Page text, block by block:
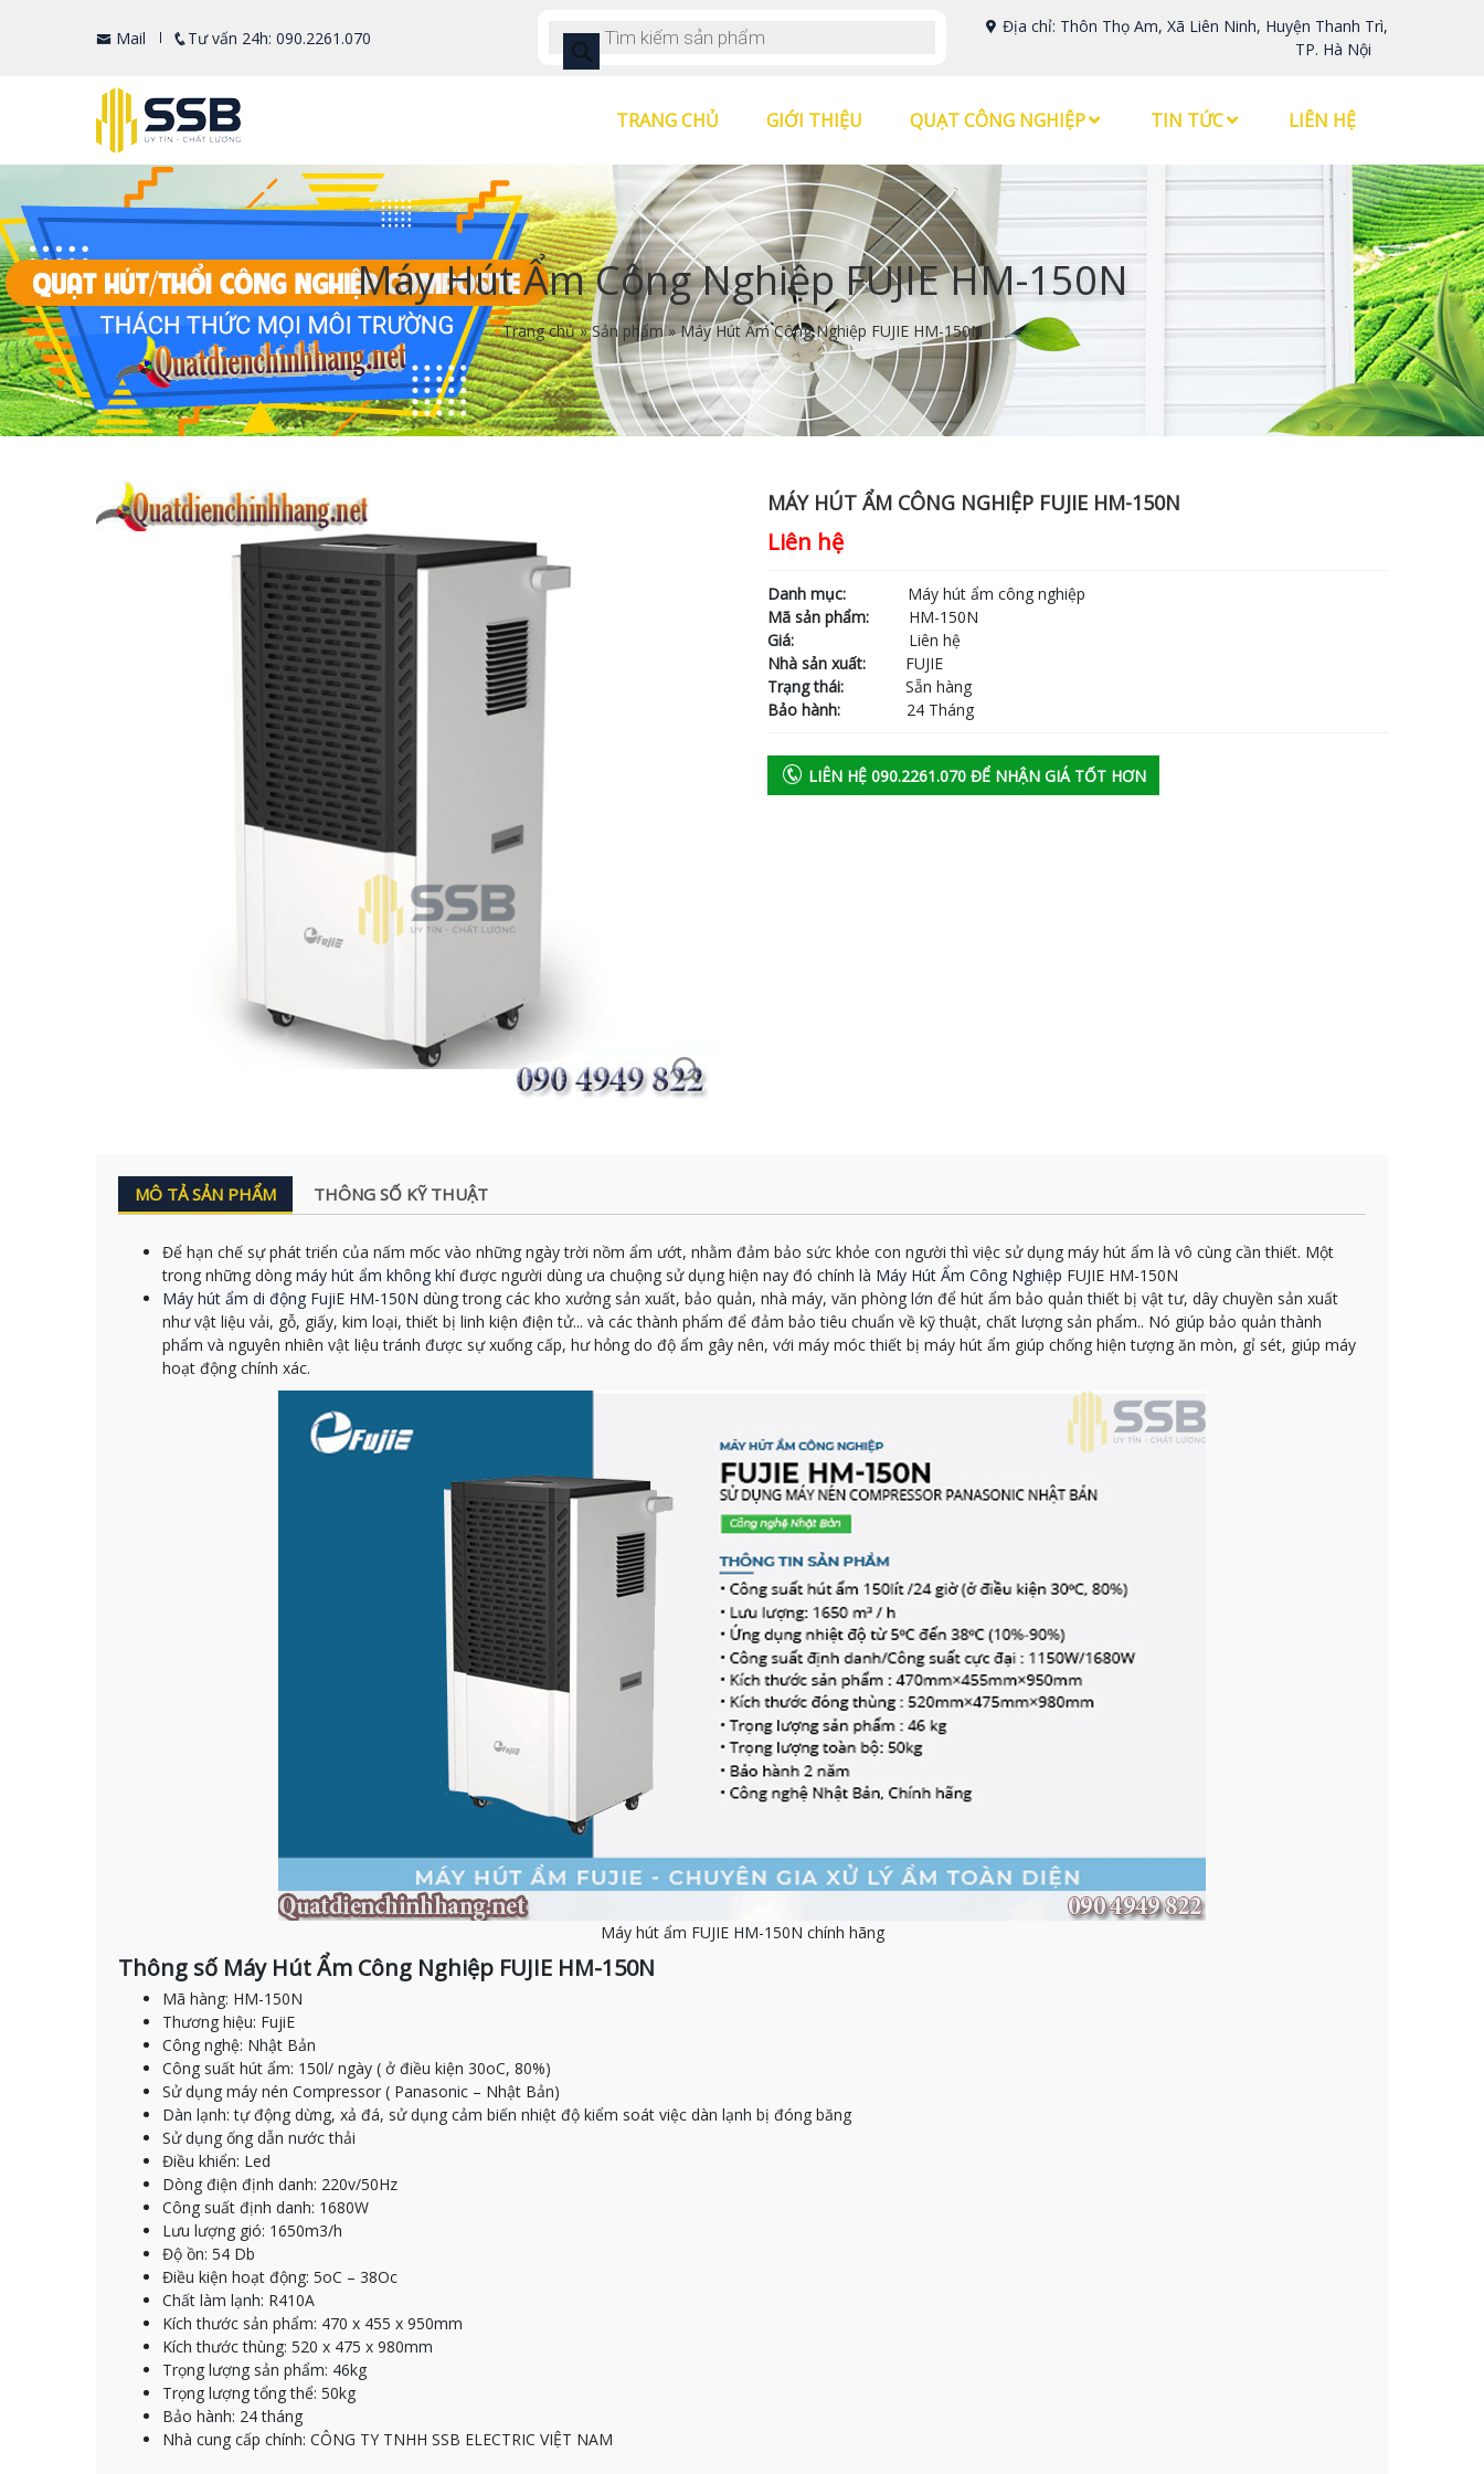
Mail Tư vấn 24h: 090.2261.070
Địa chỉ: Thôn Thọ Am, Xã Liên Ninh, Huyện Thanh Trì,
TP. Hà Nội
TRANG CHỦ GIỚI THIỆU QUẠT CÔNG NGHIỆP TIN TỨC LIÊN HỆ
Máy Hút Ẩm Công Nghiệp FUJIE HM-150N
Trang chủ»Sản phẩm»Máy Hút Ẩm Công Nghiệp FUJIE HM-150N
MÁY HÚT ẨM CÔNG NGHIỆP FUJIE HM-150N
Liên hệ
Danh mục: Máy hút ẩm công nghiệp
Mã sản phẩm: HM-150N
Giá:
Liên hệ
Nhà sản xuất: FUJIE
Trạng thái: Sẵn hàng
Bảo hành: 24 Tháng
LIÊN HỆ 090.2261.070 ĐỂ NHẬN GIÁ TỐT HƠN
MÔ TẢ SẢN PHẨM THÔNG SỐ KỸ THUẬT
Để hạn chế sự phát triển của nấm mốc vào những ngày trời nồm ẩm ướt, nhằm đảm bảo sức khỏe con người thì việc sử dụng máy hút ẩm là vô cùng cần thiết. Một
trong những dòng máy hút ẩm không khíđược người dùng ưa chuộng sử dụng hiện nay đó chính là Máy Hút Ẩm Công Nghiệp FUJIE HM-150N
Máy hút ẩm di động FujiE HM-150N dùng trong các kho xưởng sản xuất, bảo quản, nhà máy, văn phòng lớn để hút ẩm bảo quản thiết bị vật tư, dây chuyền sản xuất
như vật liệu vải, gỗ, giấy, kim loại, thiết bị linh kiện điện tử... và các thành phẩm để đảm bảo tiêu chuẩn về kỹ thuật, chất lượng sản phẩm.. Nó giúp bảo quản thành
phẩm và nguyên nhiên vật liệu tránh được sự xuống cấp, hư hỏng do độ ẩm gây nên, với máy móc thiết bị máy hút ẩm giúp chống hiện tượng ăn mòn, gỉ sét, giúp máy
hoạt động chính xác.
Máy hút ẩm FUJIE HM-150N chính hãng
Thông số Máy Hút Ẩm Công Nghiệp FUJIE HM-150N
Mã hàng: HM-150N
Thương hiệu: FujiE
Công nghệ: Nhật Bản
Công suất hút ẩm: 150l/ ngày ( ở điều kiện 30oC, 80%)
Sử dụng máy nén Compressor ( Panasonic – Nhật Bản)
Dàn lạnh: tự động dừng, xả đá, sử dụng cảm biến nhiệt độ kiểm soát việc dàn lạnh bị đóng băng
Sử dụng ống dẫn nước thải
Điều khiển: Led
Dòng điện định danh: 220v/50Hz
Công suất định danh: 1680W
Lưu lượng gió: 1650m3/h
Độ ồn: 54 Db
Điều kiện hoạt động: 5oC – 38Oc
Chất làm lạnh: R410A
Kích thước sản phẩm: 470 x 455 x 950mm
Kích thước thùng: 520 x 475 x 980mm
Trọng lượng sản phẩm: 46kg
Trọng lượng tổng thể: 50kg
Bảo hành: 24 tháng
Nhà cung cấp chính: CÔNG TY TNHH SSB ELECTRIC VIỆT NAM